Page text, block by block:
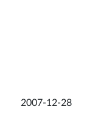
2007-12-28